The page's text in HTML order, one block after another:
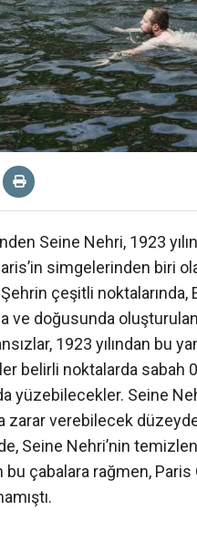
Seine Nehri, 1923
simgelerinden biri
çeşitli noktalarında,
ve doğusunda
1923 yılından bu
belirli noktalarda sabah
yüzebilecekler. Seine
zarar verebilecek
Seine Nehri’nin
bu çabalara rağmen,